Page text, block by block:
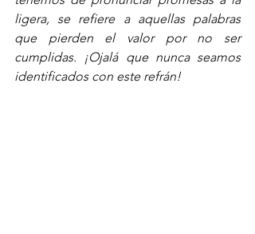
ligera, se refiere a aquellas palabras
que pierden el valor por no ser
cumplidas. ¡Ojalá que nunca seamos
identificados con este refrán!